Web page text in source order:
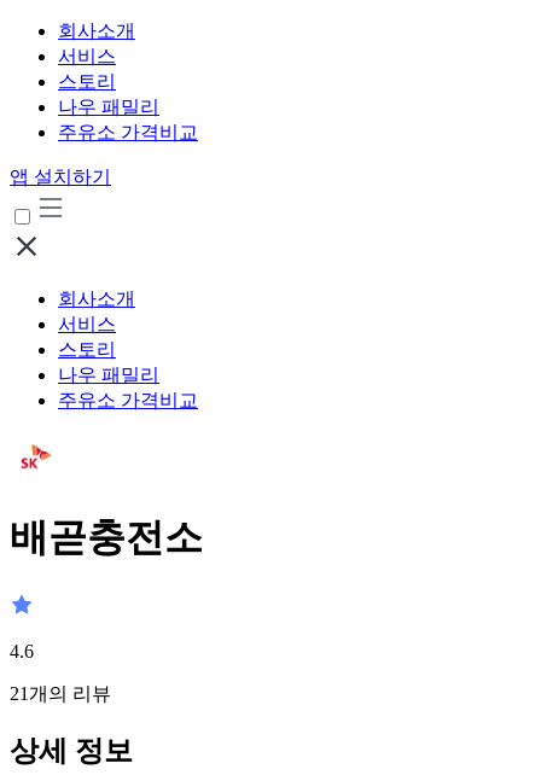
회사소개
서비스
스토리
나우 패밀리
주유소 가격비교
앱 설치하기
회사소개
서비스
스토리
나우 패밀리
주유소 가격비교
배곧충전소
4.6
21개의 리뷰
상세 정보